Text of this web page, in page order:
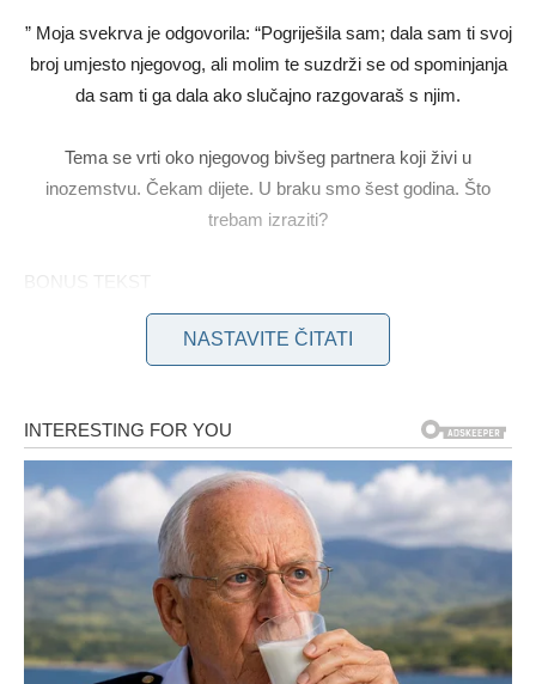
” Moja svekrva je odgovorila: “Pogriješila sam; dala sam ti svoj
broj umjesto njegovog, ali molim te suzdrži se od spominjanja
da sam ti ga dala ako slučajno razgovaraš s njim.
Tema se vrti oko njegovog bivšeg partnera koji živi u
inozemstvu. Čekam dijete. U braku smo šest godina. Što
trebam izraziti?
BONUS TEKST
Dosljedno vrijeme obroka ima veliku važnost, a njihovo
prejedanje, uz štetne učinke na zdravlje srca. Studije pokazuju
da je davanje prioriteta ranim doručkima i večerama ključno za
brigu o srcu. Evo razloga za to.
Studija objavljena u časopisu Nature Communications
pokazala je da doručak nakon 9 sati ujutro i večera nakon
21 sat. povezuje se s povećanim rizikom od
kardiovaskularnih bolesti, osobito među ženama. “Ova je
NASTAVITE ČITATI